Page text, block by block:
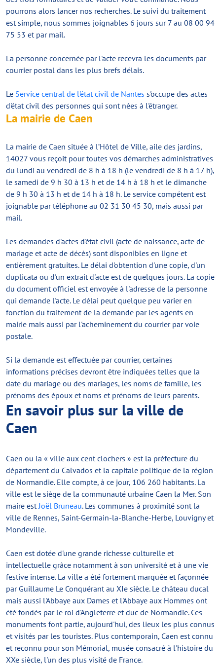
pourrons alors lancer nos recherches. Le suivi du traitement
est simple, nous sommes joignables 6 jours sur 7 au 08 00 94
75 53 et par mail.
La personne concernée par l'acte recevra les documents par
courrier postal dans les plus brefs délais.
Le Service central de l'état civil de Nantes s'occupe des actes
d'état civil des personnes qui sont nées à l'étranger.
La mairie de Caen
La mairie de Caen située à l’Hôtel de Ville, aile des jardins,
14027 vous reçoit pour toutes vos démarches administratives
du lundi au vendredi de 8 h à 18 h (le vendredi de 8 h à 17 h),
le samedi de 9 h 30 à 13 h et de 14 h à 18 h et le dimanche
de 9 h 30 à 13 h et de 14 h à 18 h. Le service compétent est
joignable par téléphone au 02 31 30 45 30, mais aussi par
mail.
Les demandes d'actes d'état civil (acte de naissance, acte de
mariage et acte de décès) sont disponibles en ligne et
entièrement gratuites. Le délai d'obtention d'une copie, d'un
duplicata ou d'un extrait d'acte est de quelques jours. La copie
du document officiel est envoyée à l'adresse de la personne
qui demande l'acte. Le délai peut quelque peu varier en
fonction du traitement de la demande par les agents en
mairie mais aussi par l'acheminement du courrier par voie
postale.
Si la demande est effectuée par courrier, certaines
informations précises devront être indiquées telles que la
date du mariage ou des mariages, les noms de famille, les
prénoms des époux et noms et prénoms de leurs parents.
En savoir plus sur la ville de
Caen
Caen ou la « ville aux cent clochers » est la préfecture du
département du Calvados et la capitale politique de la région
de Normandie. Elle compte, à ce jour, 106 260 habitants. La
ville est le siège de la communauté urbaine Caen la Mer. Son
maire estJoël Bruneau. Les communes à proximité sont la
ville de Rennes, Saint-Germain-la-Blanche-Herbe, Louvigny et
Mondeville.
Caen est dotée d'une grande richesse culturelle et
intellectuelle grâce notamment à son université et à une vie
festive intense. La ville a été fortement marquée et façonnée
par Guillaume Le Conquérant au XIe siècle. Le château ducal
mais aussi l'Abbaye aux Dames et l'Abbaye aux Hommes ont
été fondés par le roi d'Angleterre et duc de Normandie. Ces
monuments font partie, aujourd'hui, des lieux les plus connus
et visités par les touristes. Plus contemporain, Caen est connu
et reconnu pour son Mémorial, musée consacré à l'histoire du
XXe siècle, l'un des plus visité de France.